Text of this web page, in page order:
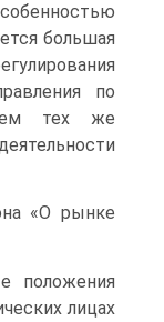
большая
по
тех же
«О рынке
положения
лицах